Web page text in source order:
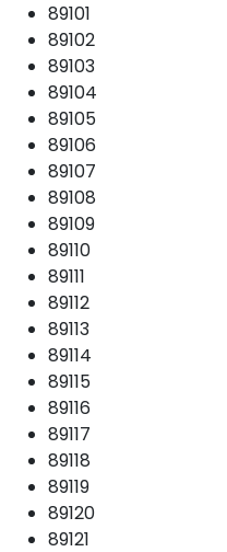
89101
89102
89103
89104
89105
89106
89107
89108
89109
89110
89111
89112
89113
89114
89115
89116
89117
89118
89119
89120
89121